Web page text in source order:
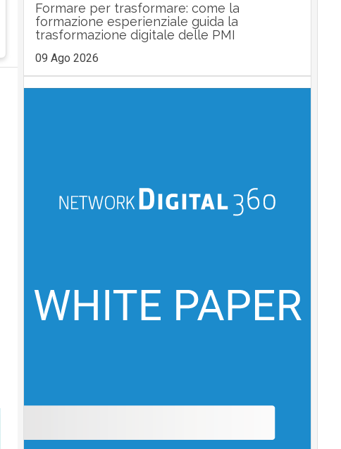
Formare per trasformare: come la
formazione esperienziale guida la
trasformazione digitale delle PMI
09 Ago 2026